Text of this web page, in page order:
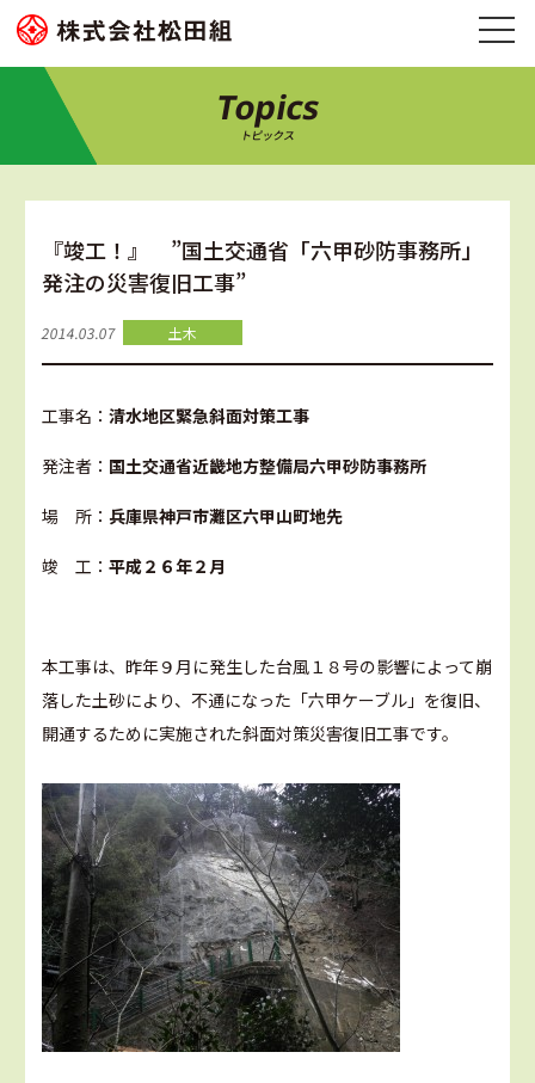
Topics
トピックス
『竣工！』 ”国土交通省「六甲砂防事務所」
発注の災害復旧工事”
2014.03.07 土木
工事名： 清水地区緊急斜面対策工事
発注者： 国土交通省近畿地方整備局六甲砂防事務所
場 所： 兵庫県神戸市灘区六甲山町地先
竣 工： 平成２６年２月
本工事は、昨年９月に発生した台風１８号の影響によって崩
落した土砂により、不通になった「六甲ケーブル」を復旧、
開通するために実施された斜面対策災害復旧工事です。